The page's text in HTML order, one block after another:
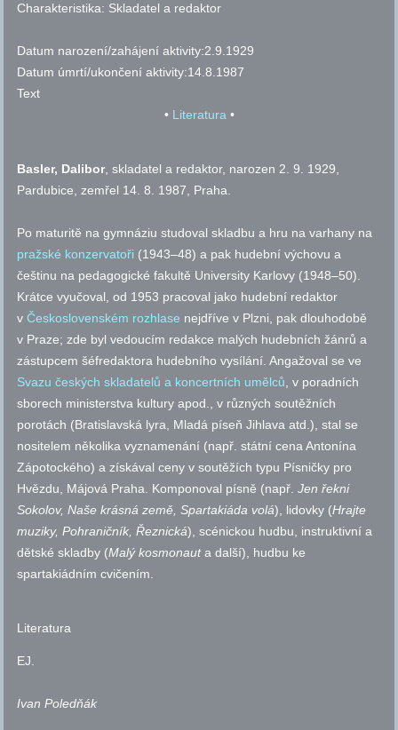
Charakteristika: Skladatel a redaktor
Datum narození/zahájení aktivity:2.9.1929
Datum úmrtí/ukončení aktivity:14.8.1987
Text
• Literatura•
Basler, Dalibor, skladatel a redaktor, narozen 2. 9. 1929,
Pardubice, zemřel 14. 8. 1987, Praha.
Po maturitě na gymnáziu studoval skladbu a hru na varhany na
pražské konzervatoři (1943–48) a pak hudební výchovu a
češtinu na pedagogické fakultě University Karlovy (1948–50).
Krátce vyučoval, od 1953 pracoval jako hudební redaktor
vČeskoslovenském rozhlase nejdříve v Plzni, pak dlouhodobě
v Praze; zde byl vedoucím redakce malých hudebních žánrů a
zástupcem šéfredaktora hudebního vysílání. Angažoval se ve
Svazu českých skladatelů a koncertních umělců, v poradních
sborech ministerstva kulturyapod., v různých soutěžních
porotách (Bratislavská lyra, Mladá píseň Jihlavaatd.), stal se
nositelem několika vyznamenání (např. státní cena Antonína
Zápotockého) a získával ceny v soutěžích typu Písničky pro
Hvězdu, Májová Praha. Komponoval písně (např. Jen řekni
Sokolov, Naše krásná země, Spartakiáda volá), lidovky (Hrajte
muziky, Pohraničník, Řeznická), scénickou hudbu, instruktivní a
dětské skladby (Malý kosmonauta další), hudbu ke
spartakiádním cvičením.
Literatura
EJ.
Ivan Poledňák